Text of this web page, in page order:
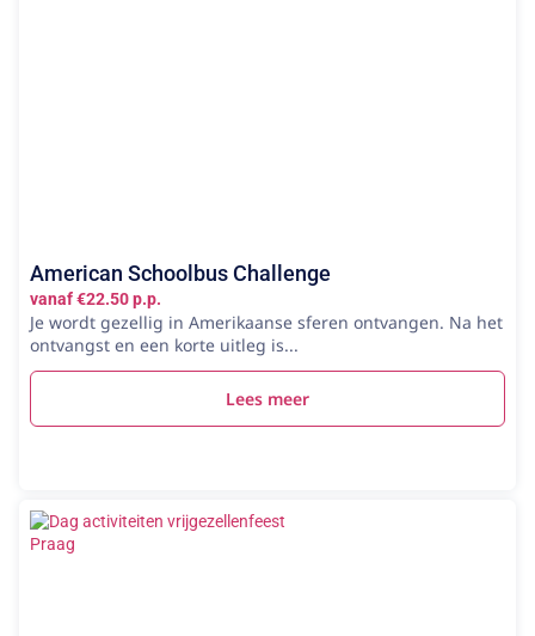
American Schoolbus Challenge
vanaf €22.50 p.p.
Je wordt gezellig in Amerikaanse sferen ontvangen. Na het
ontvangst en een korte uitleg is...
Lees meer